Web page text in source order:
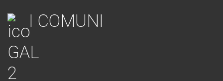
I COMUNI